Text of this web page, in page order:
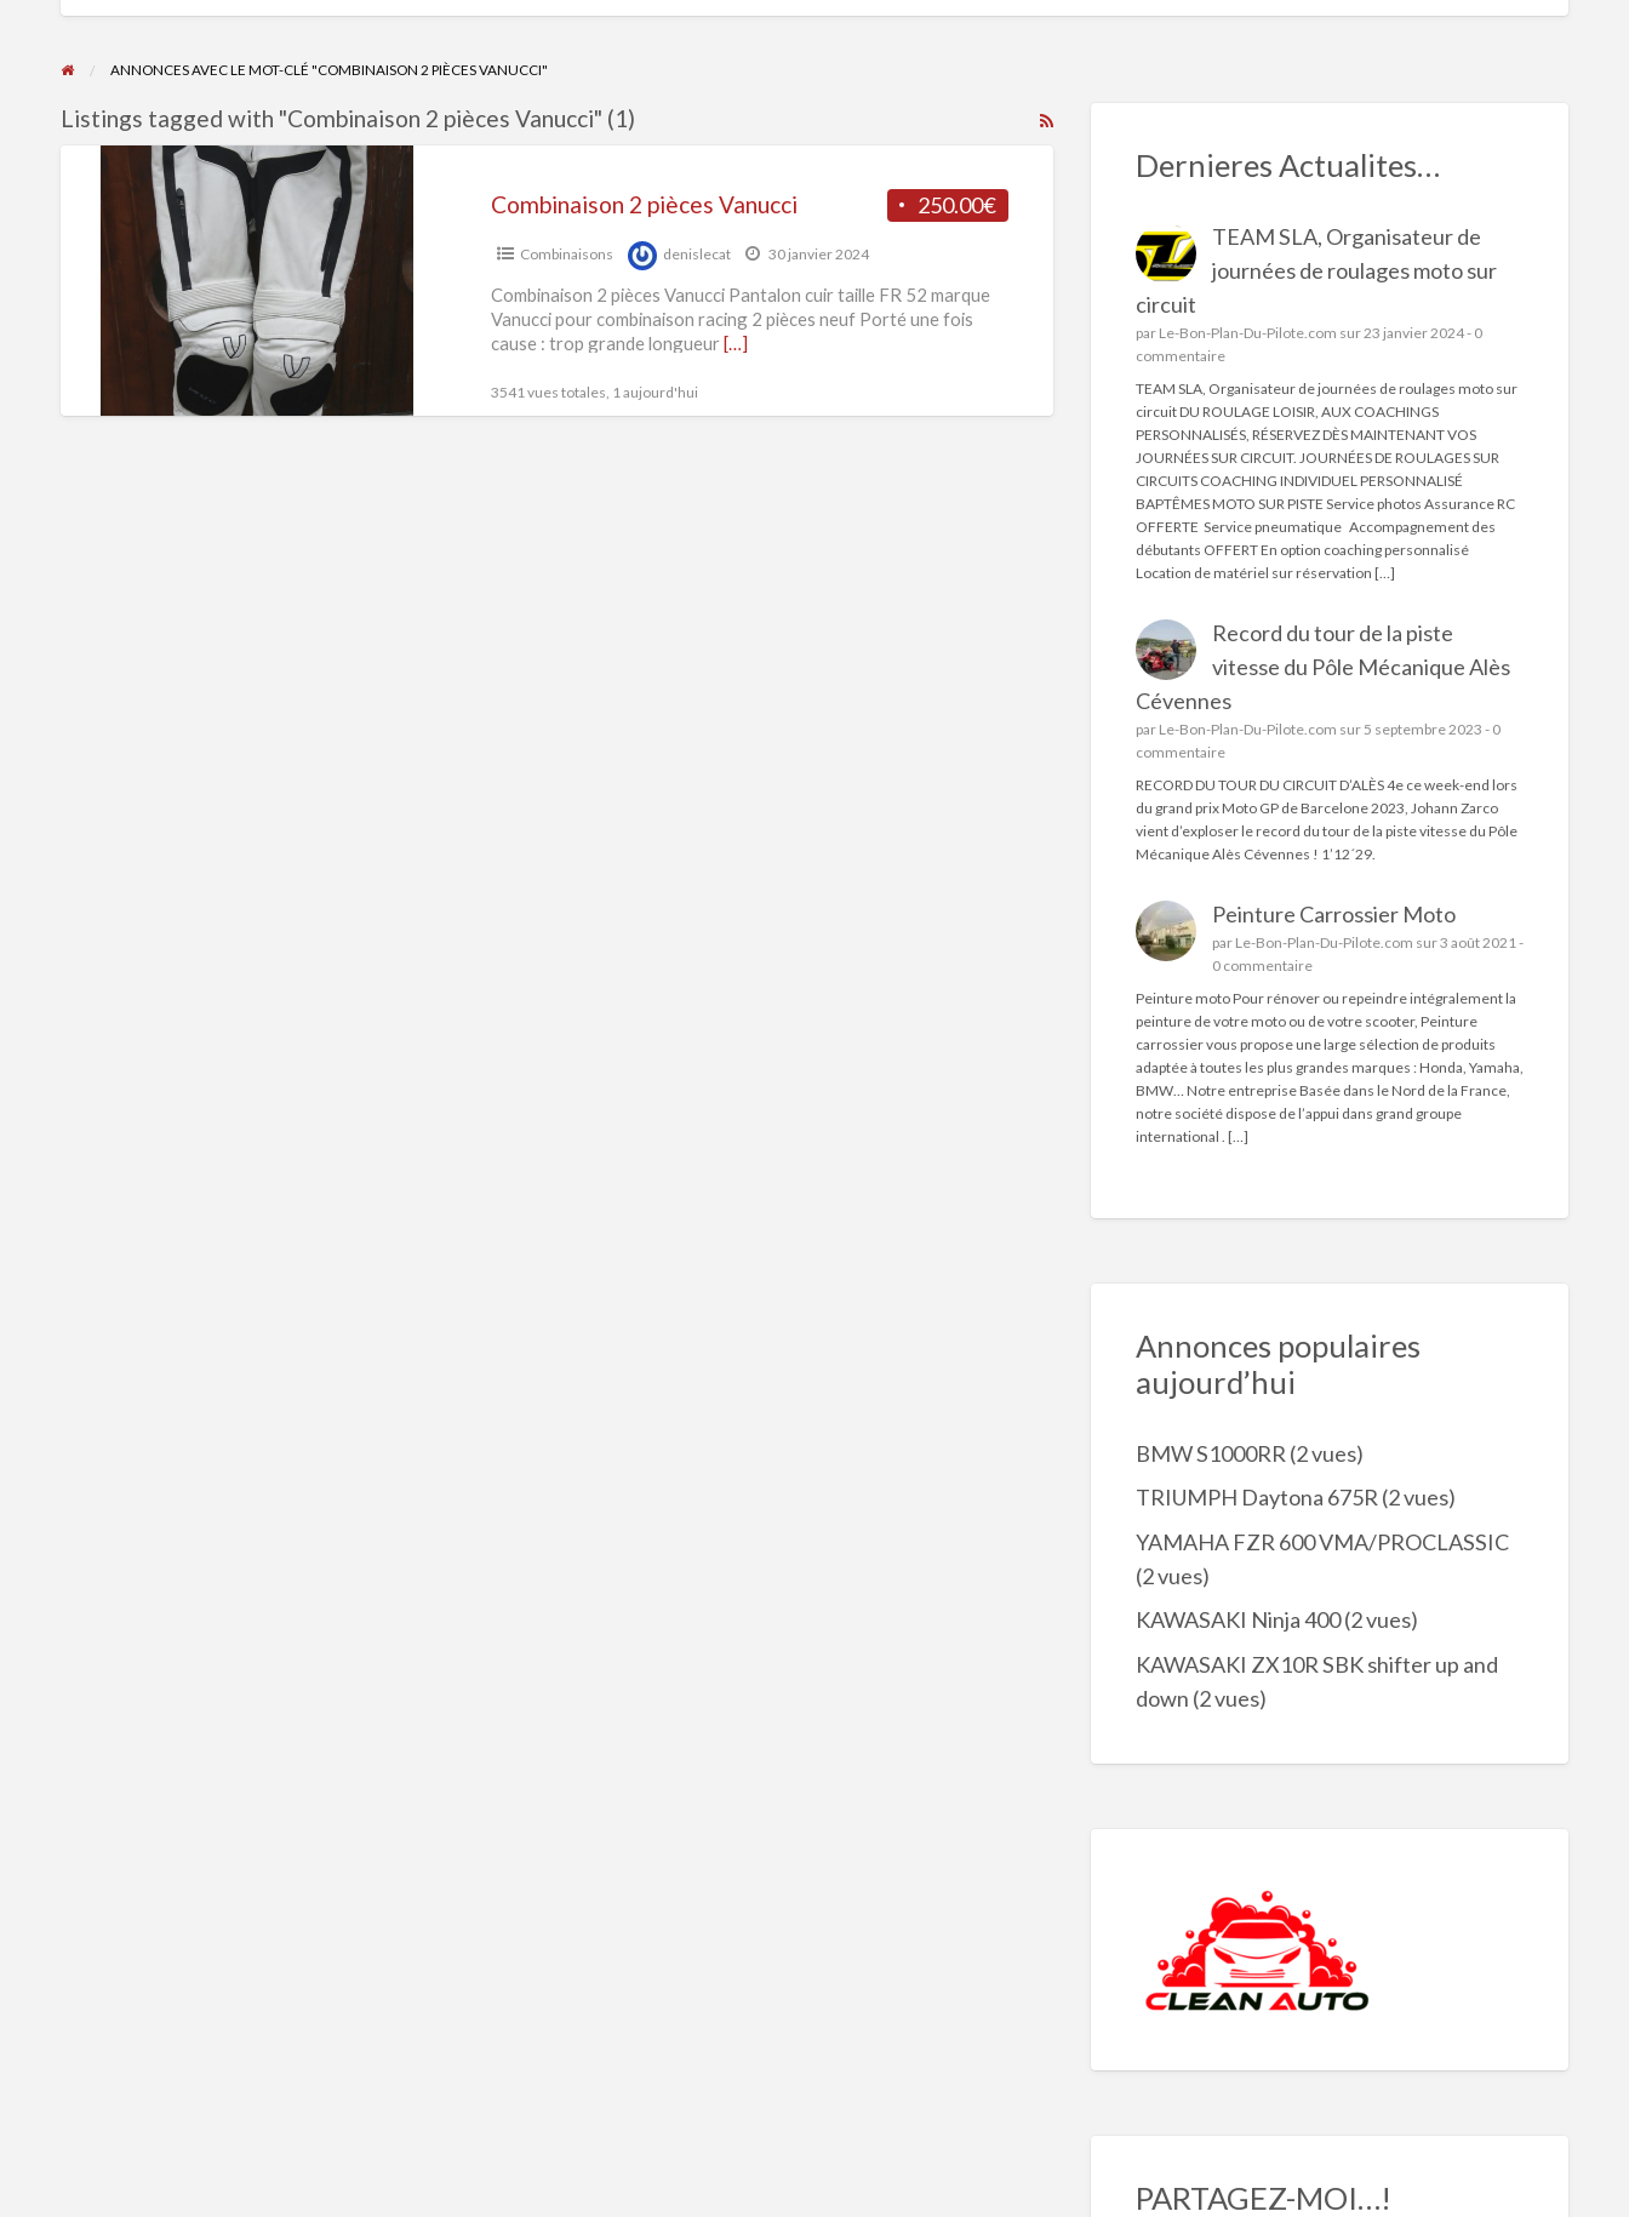
ANNONCES AVEC LE MOT-CLÉ "COMBINAISON 2 PIÈCES VANUCCI"
RSS
Combinaison
Listings tagged with "Combinaison 2 pièces Vanucci" (1)
Combinaison
250.00€
Combinaison 2 pièces Vanucci
Combinaisons denislecat 30 janvier 2024
Combinaison 2 pièces Vanucci Pantalon cuir taille FR 52 marque
Vanucci pour combinaison racing 2 pièces neuf Porté une fois
cause : trop grande longueur[…]
3541 vues totales, 1 aujourd'hui
Dernieres Actualites…
TEAM SLA, Organisateur de
journées de roulages moto sur
circuit
par Le-Bon-Plan-Du-Pilote.com sur 23 janvier 2024 - 0
commentaire
TEAM SLA, Organisateur de journées de roulages moto sur
circuit DU ROULAGE LOISIR, AUX COACHINGS
PERSONNALISÉS, RÉSERVEZ DÈS MAINTENANT VOS
JOURNÉES SUR CIRCUIT. JOURNÉES DE ROULAGES SUR
CIRCUITS COACHING INDIVIDUEL PERSONNALISÉ
BAPTÊMES MOTO SUR PISTE Service photos Assurance RC
OFFERTE Service pneumatique Accompagnement des
débutants OFFERT En option coaching personnalisé
Location de matériel sur réservation […]
Record du tour de la piste
vitesse du Pôle Mécanique Alès
Cévennes
par Le-Bon-Plan-Du-Pilote.com sur 5 septembre 2023 - 0
commentaire
RECORD DU TOUR DU CIRCUIT D’ALÈS 4e ce week-end lors
du grand prix Moto GP de Barcelone 2023, Johann Zarco
vient d’exploser le record du tour de la piste vitesse du Pôle
Mécanique Alès Cévennes ! 1’12´29.
Peinture Carrossier Moto
par Le-Bon-Plan-Du-Pilote.com sur 3 août 2021 -
0 commentaire
Peinture moto Pour rénover ou repeindre intégralement la
peinture de votre moto ou de votre scooter, Peinture
carrossier vous propose une large sélection de produits
adaptée à toutes les plus grandes marques : Honda, Yamaha,
BMW… Notre entreprise Basée dans le Nord de la France,
notre société dispose de l’appui dans grand groupe
international . […]
Annonces populaires
aujourd’hui
BMW S1000RR (2 vues)
TRIUMPH Daytona 675R (2 vues)
YAMAHA FZR 600 VMA/PROCLASSIC
(2 vues)
KAWASAKI Ninja 400(2 vues)
KAWASAKI ZX10R SBK shifter up and
down (2 vues)
PARTAGEZ-MOI…!